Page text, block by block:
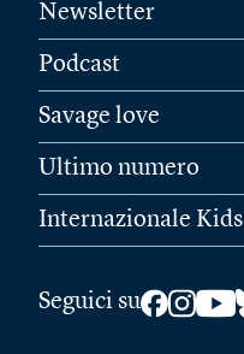
Newsletter
Podcast
Savage love
Ultimo numero
Internazionale Kids
Seguici su